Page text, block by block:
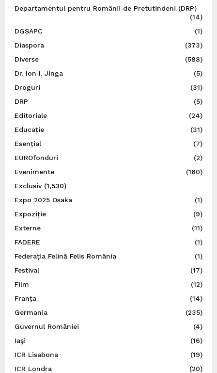
Departamentul pentru Românii de Pretutindeni (DRP)
(14)
DGSAPC
(1)
Diaspora
(373)
Diverse
(588)
Dr. Ion I. Jinga
(5)
Droguri
(31)
DRP
(5)
Editoriale
(24)
Educație
(31)
Esențial
(7)
EUROfonduri
(2)
Evenimente
(160)
Exclusiv(1,530)
Expo 2025 Osaka
(1)
Expoziție
(9)
Externe
(11)
FADERE
(1)
Federația Felină Felis România
(1)
Festival
(17)
Film
(12)
Franța
(14)
Germania
(235)
Guvernul României
(4)
Iaşi
(16)
ICR Lisabona
(19)
ICR Londra
(20)